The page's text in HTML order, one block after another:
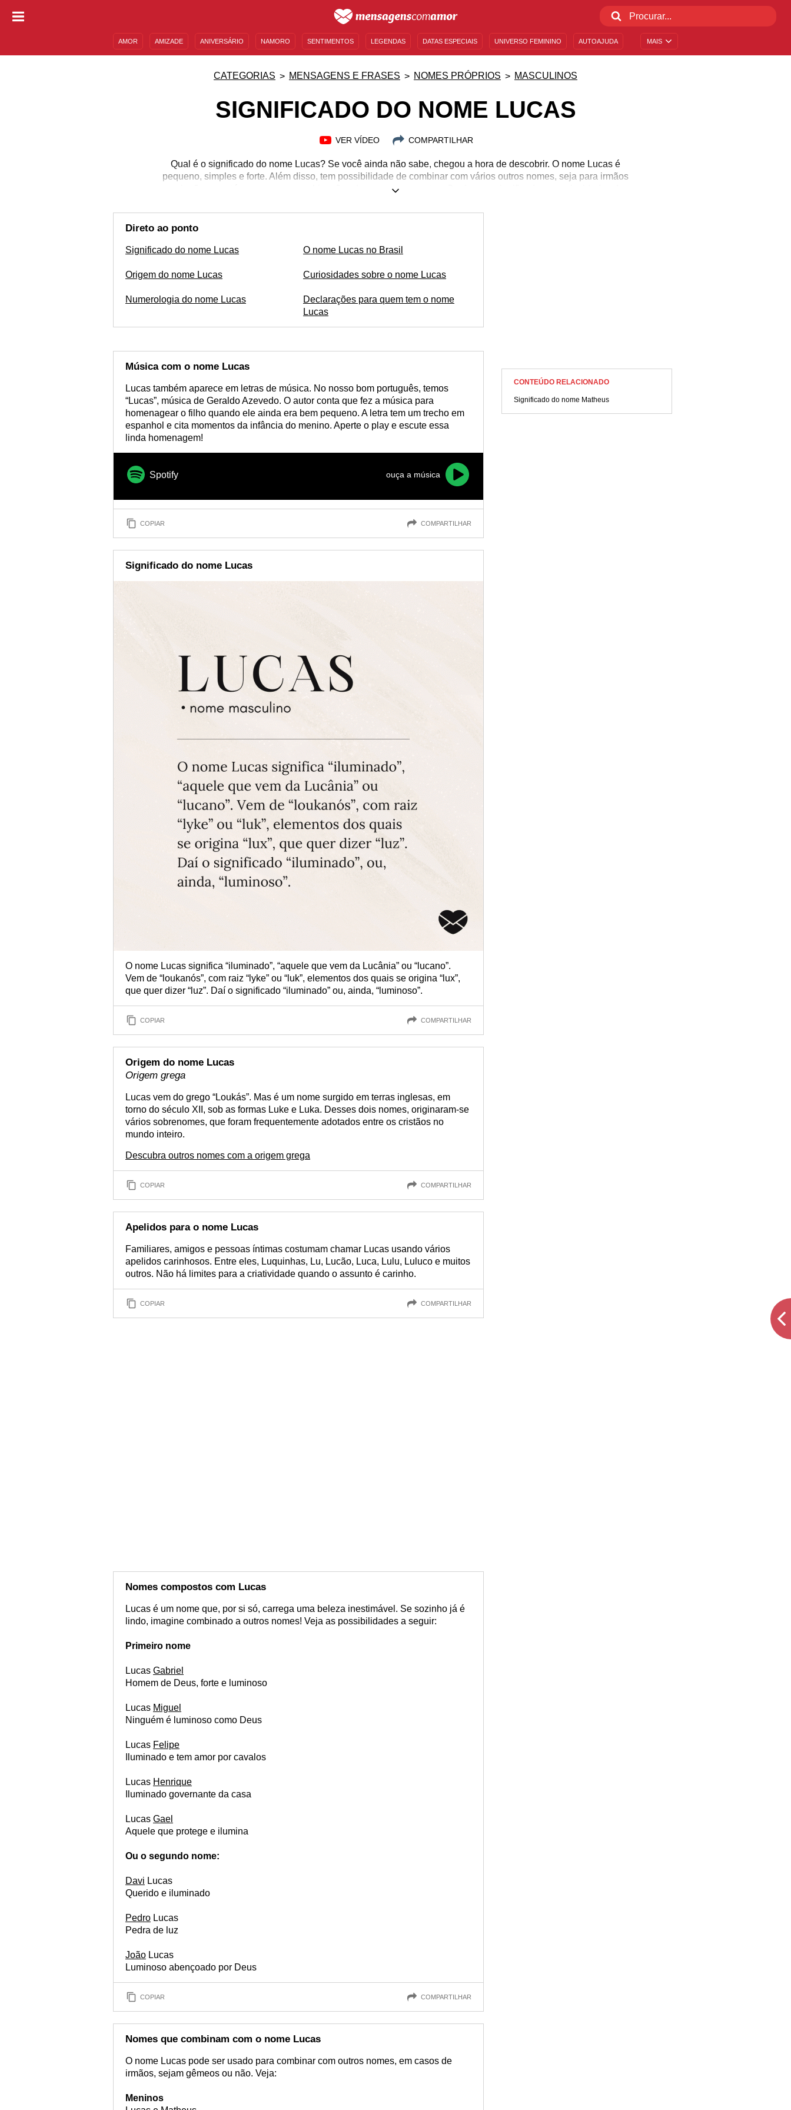
MAIS
AMOR AMIZADE ANIVERSÁRIO NAMORO SENTIMENTOS LEGENDAS DATAS ESPECIAIS UNIVERSO FEMININO AUTOAJUDA
CATEGORIAS MENSAGENS E FRASES NOMES PRÓPRIOS MASCULINOS
SIGNIFICADO DO NOME LUCAS
VER VÍDEO COMPARTILHAR
Qual é o significado do nome Lucas? Se você ainda não sabe, chegou a hora de descobrir. O nome Lucas é
pequeno, simples e forte. Além disso, tem possibilidade de combinar com vários outros nomes, seja para irmãos
ou irmãs — e até mesmo para combinações de nomes compostos. Conheça o significado, as curiosidades do
personalidade, a numerologia por trás do nome, famosos que foram batizados com o nome Lucas, sua
popularidade no Brasil, como ele é usado em outros idiomas e muito mais. Continue lendo e saiba mais sobre o
Direto ao ponto
Significado do nome Lucas
Origem do nome Lucas
Numerologia do nome Lucas
O nome Lucas no Brasil
Curiosidades sobre o nome Lucas
Declarações para quem tem o nome
Lucas
Música com o nome Lucas
Lucas também aparece em letras de música. No nosso bom português, temos
“Lucas”, música de Geraldo Azevedo. O autor conta que fez a música para
homenagear o filho quando ele ainda era bem pequeno. A letra tem um trecho em
espanhol e cita momentos da infância do menino. Aperte o play e escute essa
linda homenagem!
Spotify ouça a música
COPIAR COMPARTILHAR
Significado do nome Lucas
O nome Lucas significa “iluminado”, “aquele que vem da Lucânia” ou “lucano”.
Vem de “loukanós”, com raiz “lyke” ou “luk”, elementos dos quais se origina “lux”,
que quer dizer “luz”. Daí o significado “iluminado” ou, ainda, “luminoso”.
COPIAR COMPARTILHAR
Origem do nome Lucas
Origem grega
Lucas vem do grego “Loukás”. Mas é um nome surgido em terras inglesas, em
torno do século XII, sob as formas Luke e Luka. Desses dois nomes, originaram-se
vários sobrenomes, que foram frequentemente adotados entre os cristãos no
mundo inteiro.
Descubra outros nomes com a origem grega
COPIAR COMPARTILHAR
Apelidos para o nome Lucas
Familiares, amigos e pessoas íntimas costumam chamar Lucas usando vários
apelidos carinhosos. Entre eles, Luquinhas, Lu, Lucão, Luca, Lulu, Luluco e muitos
outros. Não há limites para a criatividade quando o assunto é carinho.
COPIAR COMPARTILHAR
Nomes compostos com Lucas
Lucas é um nome que, por si só, carrega uma beleza inestimável. Se sozinho já é
lindo, imagine combinado a outros nomes! Veja as possibilidades a seguir:
Primeiro nome
Lucas Gabriel
Homem de Deus, forte e luminoso
Lucas Miguel
Ninguém é luminoso como Deus
Lucas Felipe
Iluminado e tem amor por cavalos
Lucas Henrique
Iluminado governante da casa
Lucas Gael
Aquele que protege e ilumina
Ou o segundo nome:
Davi Lucas
Querido e iluminado
Pedro Lucas
Pedra de luz
João Lucas
Luminoso abençoado por Deus
COPIAR COMPARTILHAR
Nomes que combinam com o nome Lucas
O nome Lucas pode ser usado para combinar com outros nomes, em casos de
irmãos, sejam gêmeos ou não. Veja:
Meninos
CONTEÚDO RELACIONADO
Significado do nome Matheus